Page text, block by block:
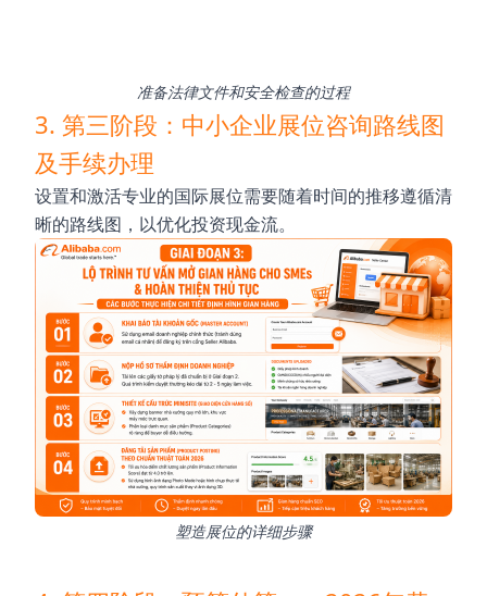
准备法律文件和安全检查的过程
3. 第三阶段：中小企业展位咨询路线图
及手续办理
设置和激活专业的国际展位需要随着时间的推移遵循清
晰的路线图，以优化投资现金流。
塑造展位的详细步骤